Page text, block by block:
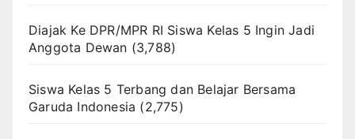
Diajak Ke DPR/MPR RI Siswa Kelas 5 Ingin Jadi
Anggota Dewan (3,788)
Siswa Kelas 5 Terbang dan Belajar Bersama
Garuda Indonesia (2,775)